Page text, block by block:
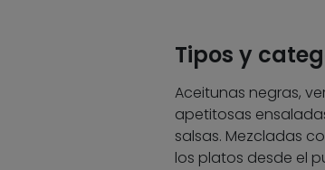
Tipos y
Aceitunas negras,
apetitosas
salsas. Mezcladas
los platos desde el